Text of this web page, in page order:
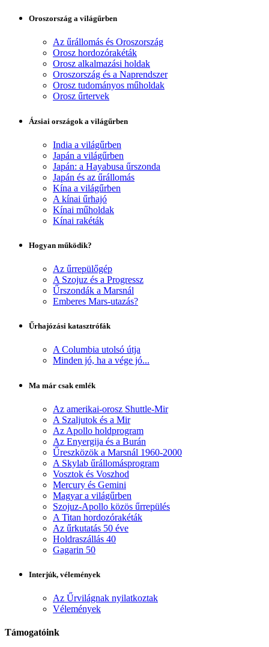
Oroszország a világűrben
Az űrállomás és Oroszország
Orosz hordozórakéták
Orosz alkalmazási holdak
Oroszország és a Naprendszer
Orosz tudományos műholdak
Orosz űrtervek
Ázsiai országok a világűrben
India a világűrben
Japán a világűrben
Japán: a Hayabusa űrszonda
Japán és az űrállomás
Kína a világűrben
A kínai űrhajó
Kínai műholdak
Kínai rakéták
Hogyan működik?
Az űrrepülőgép
A Szojuz és a Progressz
Űrszondák a Marsnál
Emberes Mars-utazás?
Űrhajózási katasztrófák
A Columbia utolsó útja
Minden jó, ha a vége jó...
Ma már csak emlék
Az amerikai-orosz Shuttle-Mir
A Szaljutok és a Mir
Az Apollo holdprogram
Az Enyergija és a Burán
Űreszközök a Marsnál 1960-2000
A Skylab űrállomásprogram
Vosztok és Voszhod
Mercury és Gemini
Magyar a világűrben
Szojuz-Apollo közös űrrepülés
A Titan hordozórakéták
Az űrkutatás 50 éve
Holdraszállás 40
Gagarin 50
Interjúk, vélemények
Az Űrvilágnak nyilatkoztak
Vélemények
Támogatóink